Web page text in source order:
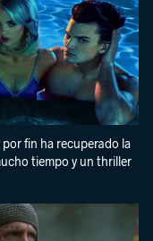
fin ha recuperado la
tiempo y un thriller